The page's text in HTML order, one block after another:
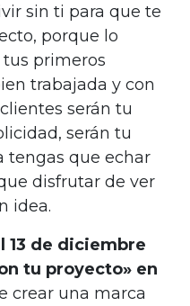
sin ti para que te
porque lo
tus primeros
trabajada y con
serán tu
serán tu
tengas que echar
disfrutar de ver
idea.
13 de diciembre
tu proyecto» en
crear una marca